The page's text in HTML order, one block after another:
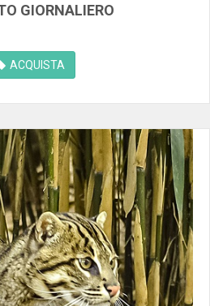
GIORNALIERO
ACQUISTA